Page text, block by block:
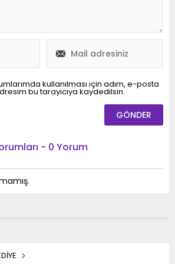
yapılan oylamada
kullanılması için adım, e-posta
bu tarayıcıya kaydedilsin.
- 0 Yorum